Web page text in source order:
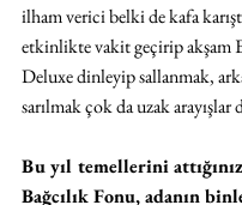
ilham verici belki de kafa
etkinlikte vakit geçirip akşam
Deluxe dinleyip sallanmak,
sarılmak çok da uzak arayışlar
Bu yıl temellerini
Bağcılık Fonu, adanın